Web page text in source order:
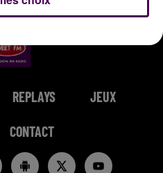
REPLAYS JEUX
CONTACT